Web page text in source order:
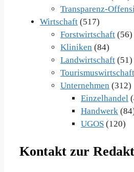
Transparenz-
Wirtschaft (517)
Forstwirtschaft (56)
Kliniken (84)
Landwirtschaft (51)
Tourismuswirtschaft
Unternehmen (312)
Einzelhandel
Handwerk
UGOS (120)
Kontakt zur